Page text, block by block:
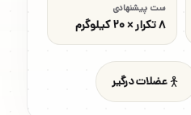
ست پیشنهادی
۸ تکرار × ۲۰ کیلوگرم
عضلات درگیر